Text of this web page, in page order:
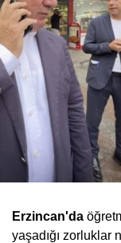
Erzincan'da
yaşadığı zorluklar